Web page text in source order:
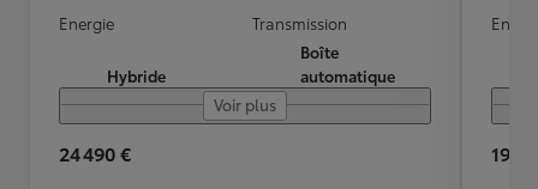
Energie
Hybride
Transmission
Boîte
automatique
Voir plus
24 490 € 19